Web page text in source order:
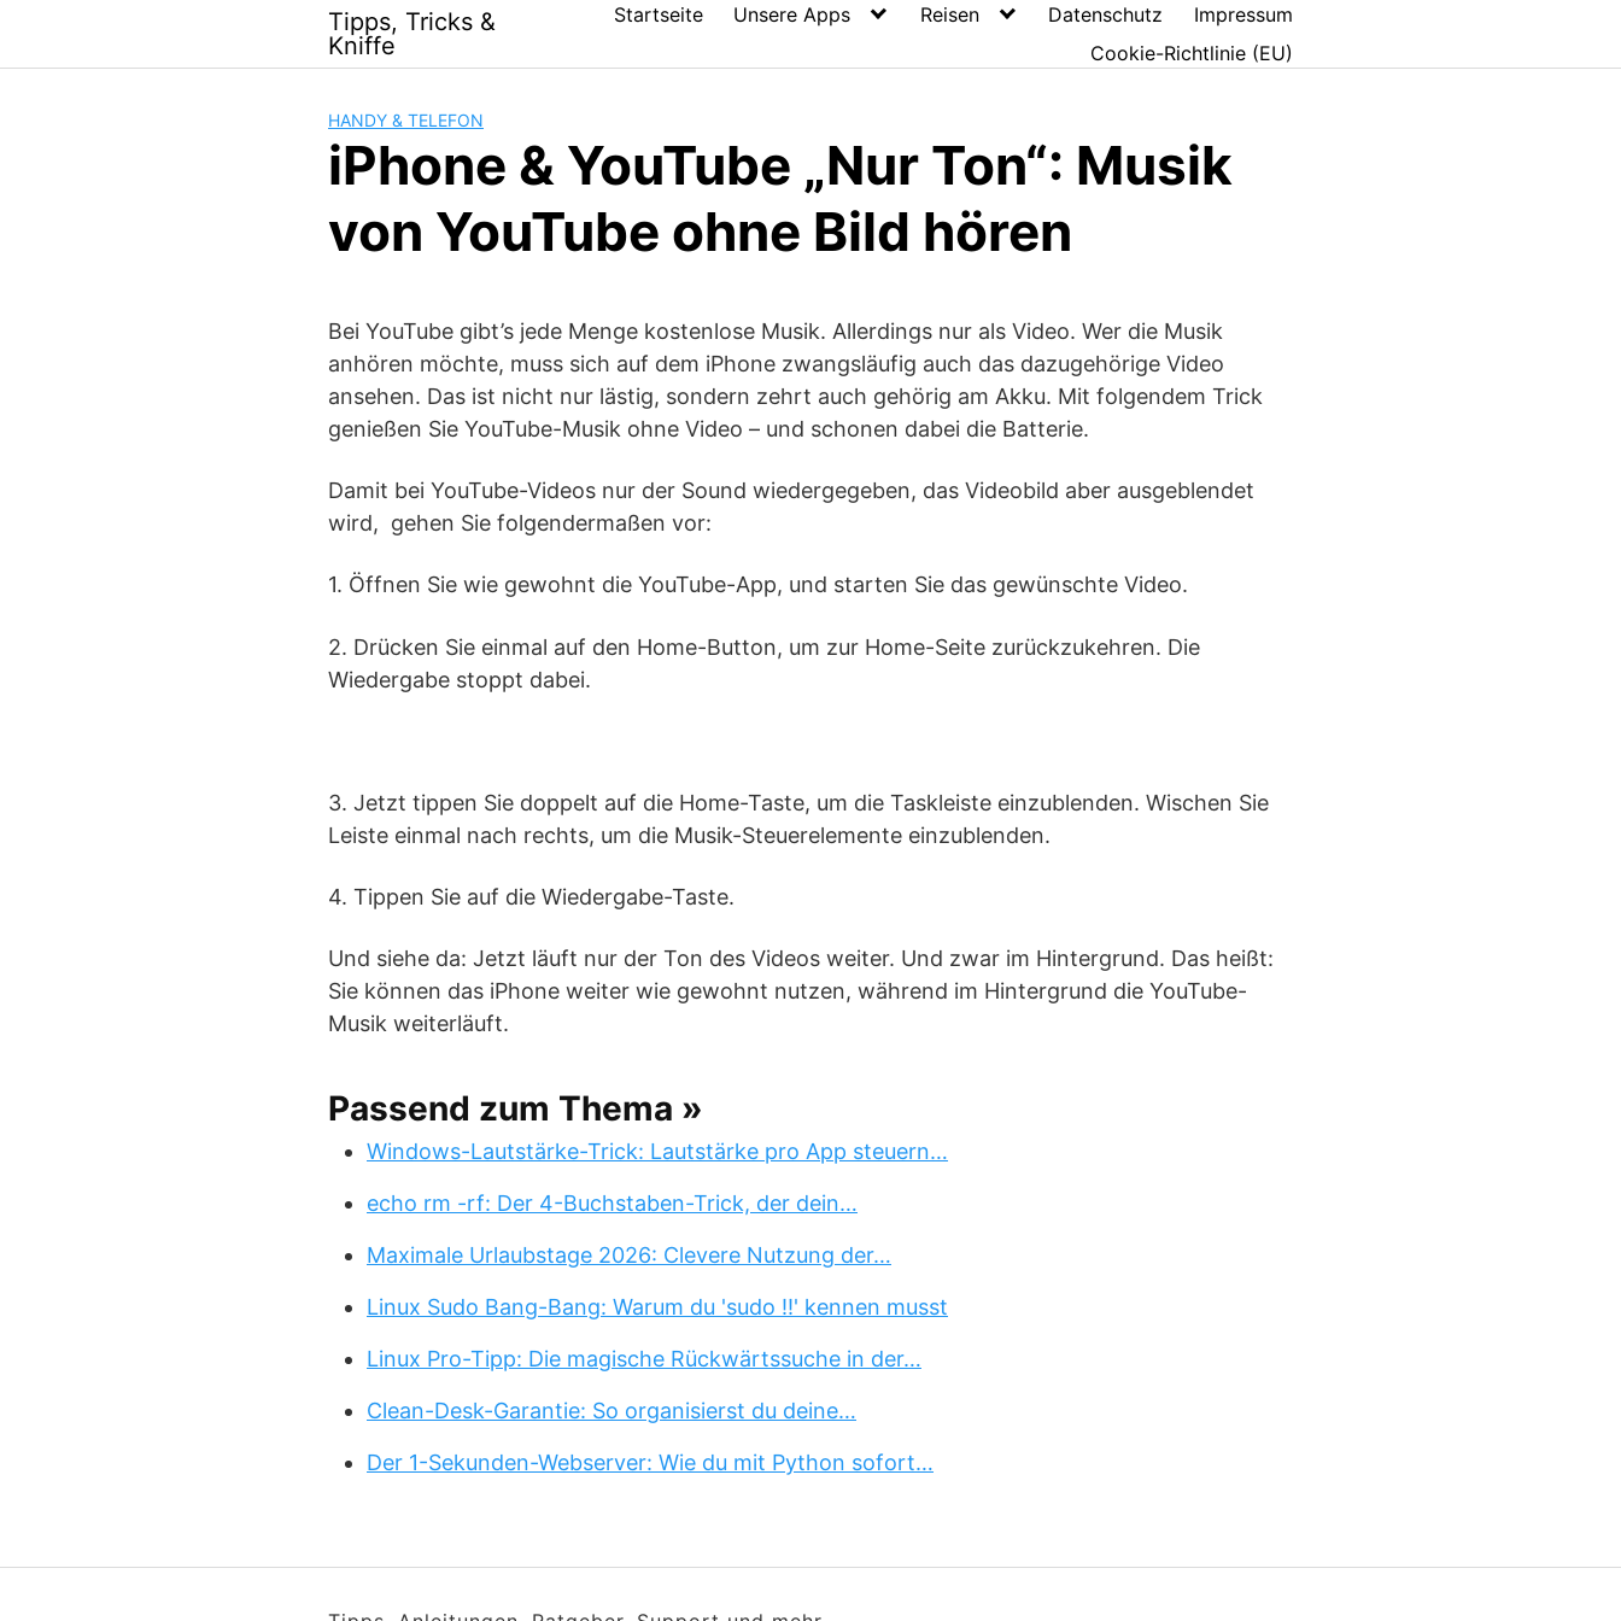
content
Tipps, Tricks &
Kniffe
Startseite Unsere Apps Reisen Datenschutz
Impressum
Cookie-Richtlinie (EU)
HANDY & TELEFON
iPhone & YouTube „Nur Ton“: Musik
von YouTube ohne Bild hören
Bei YouTube gibt’s jede Menge kostenlose Musik. Allerdings nur als Video. Wer die Musik
anhören möchte, muss sich auf dem iPhone zwangsläufig auch das dazugehörige Video
ansehen. Das ist nicht nur lästig, sondern zehrt auch gehörig am Akku. Mit folgendem Trick
genießen Sie YouTube-Musik ohne Video – und schonen dabei die Batterie.
Damit bei YouTube-Videos nur der Sound wiedergegeben, das Videobild aber ausgeblendet
wird, gehen Sie folgendermaßen vor:
1. Öffnen Sie wie gewohnt die YouTube-App, und starten Sie das gewünschte Video.
2. Drücken Sie einmal auf den Home-Button, um zur Home-Seite zurückzukehren. Die
Wiedergabe stoppt dabei.
3. Jetzt tippen Sie doppelt auf die Home-Taste, um die Taskleiste einzublenden. Wischen Sie
Leiste einmal nach rechts, um die Musik-Steuerelemente einzublenden.
4. Tippen Sie auf die Wiedergabe-Taste.
Und siehe da: Jetzt läuft nur der Ton des Videos weiter. Und zwar im Hintergrund. Das heißt:
Sie können das iPhone weiter wie gewohnt nutzen, während im Hintergrund die YouTube-
Musik weiterläuft.
Passend zum Thema »
Windows-Lautstärke-Trick: Lautstärke pro App steuern…
echo rm -rf: Der 4-Buchstaben-Trick, der dein…
Maximale Urlaubstage 2026: Clevere Nutzung der…
Linux Sudo Bang-Bang: Warum du 'sudo !!' kennen musst
Linux Pro-Tipp: Die magische Rückwärtssuche in der…
Clean-Desk-Garantie: So organisierst du deine…
Der 1-Sekunden-Webserver: Wie du mit Python sofort…